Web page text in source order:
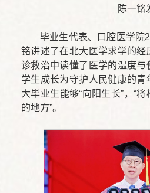
陈一铭
毕业生代表、口腔医学院
铭讲述了在北大医学求学的
诊救治中读懂了医学的温度与
学生成长为守护人民健康的
大毕业生能够“向阳生长”，“
的地方”。